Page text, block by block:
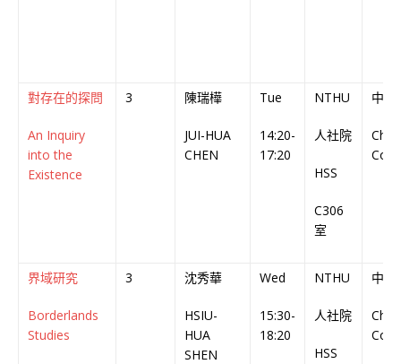
對存在的探問
An Inquiry
into the
Existence
3 陳瑞樺
JUI-HUA
CHEN
Tue
14:20-
17:20
NTHU
人社院
HSS
C306
室
中文
界域研究
Borderlands
Studies
3 沈秀華
HSIU-
HUA
SHEN
Wed
15:30-
18:20
NTHU
人社院
HSS
中文